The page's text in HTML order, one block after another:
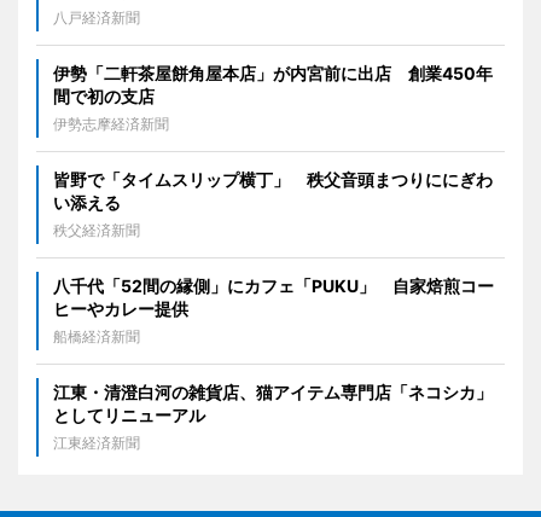
八戸経済新聞
伊勢「二軒茶屋餅角屋本店」が内宮前に出店 創業450年
間で初の支店
伊勢志摩経済新聞
皆野で「タイムスリップ横丁」 秩父音頭まつりににぎわ
い添える
秩父経済新聞
八千代「52間の縁側」にカフェ「PUKU」 自家焙煎コー
ヒーやカレー提供
船橋経済新聞
江東・清澄白河の雑貨店、猫アイテム専門店「ネコシカ」
としてリニューアル
江東経済新聞